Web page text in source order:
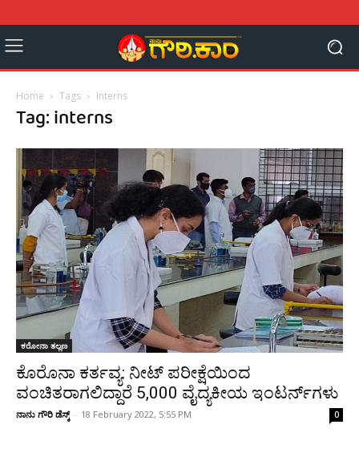
Home Tags Interns
Tag: interns
ಕರೋನಾ ತಲ್ಲಣ
ಕೊರೊನಾ ಕರ್ತವ್ಯ: ನೀಟ್ ಪರೀಕ್ಷೆಯಿಂದ
ವಂಚಿತರಾಗಲಿದ್ದಾರೆ 5,000 ವೈದ್ಯಕೀಯ ಇಂಟರ್ನ್‌ಗಳು
ನಾನು ಗೌರಿ ಡೆಸ್ಕ್ - 18 February 2022, 5:55 PM 0